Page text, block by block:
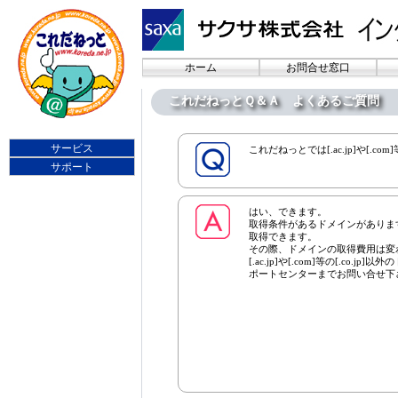
ホーム お問合せ窓口
これだねっとＱ＆Ａ よくあるご質問
これだねっとでは[.ac.jp]や
はい、できます。
取得条件があるドメインがあり
取得できます。
その際、ドメインの取得費用は
[.ac.jp]や[.com]等の[.co.jp]以外の
ポートセンターまでお問い合せ下
サービス
サポート